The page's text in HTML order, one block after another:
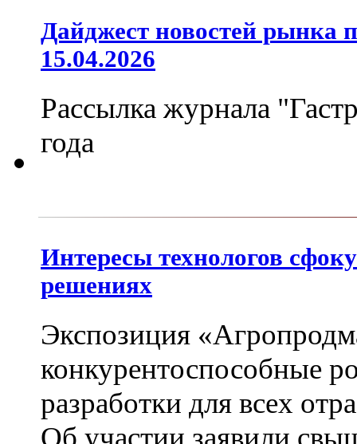
Дайджест новостей рынка
15.04.2026
Рассылка журнала
года
Интересы технологов
решениях
Экспозиция
конкурентоспособные
разработки для всех
Об участии заявили